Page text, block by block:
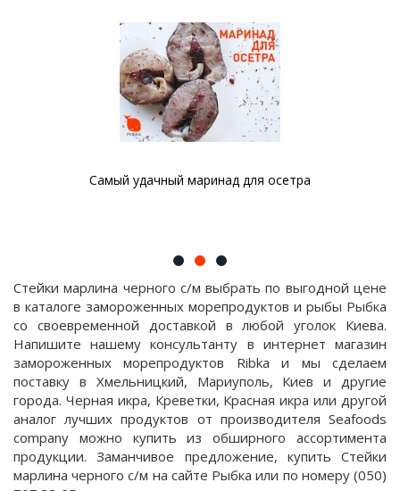
Самый удачный маринад для осетра
Стейки марлина черного с/м выбрать по выгодной цене
в каталоге замороженных морепродуктов и рыбы Рыбка
со своевременной доставкой в любой уголок Киева.
Напишите нашему консультанту в интернет магазин
замороженных морепродуктов Ribka и мы сделаем
поставку в Хмельницкий, Мариуполь, Киев и другие
города. Черная икра, Креветки, Красная икра или другой
аналог лучших продуктов от производителя Seafoods
company можно купить из обширного ассортимента
продукции. Заманчивое предложение, купить Стейки
марлина черного с/м на сайте Рыбка или по номеру (050)